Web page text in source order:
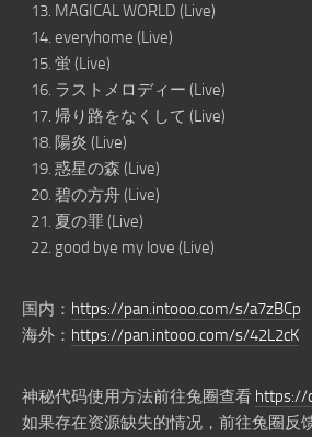
MAGICAL WORLD (Live)
everyhome (Live)
蛍 (Live)
ラストメロディー (Live)
帰り路をなくして (Live)
陽炎 (Live)
惑星の森 (Live)
碧の方舟 (Live)
夏の罪 (Live)
good bye my love (Live)
国内： https://pan.intooo.com/s/a7zBCp
海外： https://pan.intooo.com/s/42L2cK
神秘代码使用方法前往兔圈查看 https://
如果存在资源缺失的情况，前往兔圈反馈